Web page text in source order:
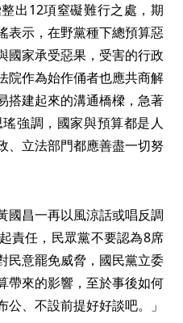
出12項窒礙難行之處，期
表示，在野黨種下總預算惡
國家承受惡果，受害的行政
院作為始作俑者也應共商解
搭建起來的溝通橋樑，急著
強調，國家與預算都是人
、立法部門都應善盡一切努
國昌一再以風涼話或唱反調
責任，民眾黨不要認為8席
民意罷免威脅，國民黨立委
帶來的影響，至於事後如何
、不設前提好好談吧。」